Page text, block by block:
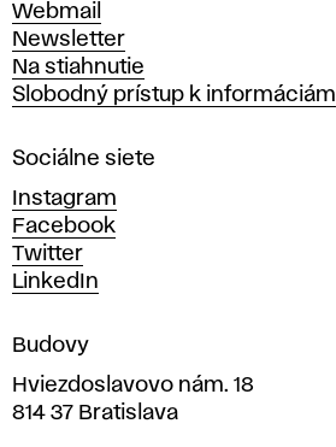
t
v
a
r
ý
c
h
u
m
e
í
v
Webmail
Newsletter
Na stiahnutie
Slobodný prístup k informáciám
Sociálne siete
Instagram
Facebook
Twitter
LinkedIn
Budovy
Hviezdoslavovo nám. 18
814 37 Bratislava